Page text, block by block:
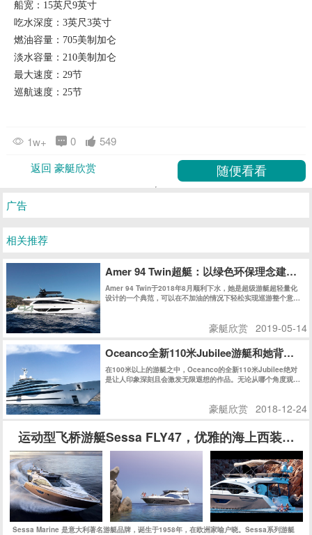
设计的一个典范，可以在不加油的情况下轻松实现巡游整个意大
利。不久之后的热那亚船展，Amer 94 Twin获得了Rina绿色环
保认证，更让人震撼的是，Amer 94 Twin获得了同级别船艇史
上史无前例的最高分：147分，再次证明了Permare船厂在绿色
环保领域的不懈追求和卓越成就。
Sessa Marine 是意大利著名游艇品牌，诞生于1958年，在欧洲家喻户晓。Sessa系列游艇
风靡欧洲50多年的深厚设计和制造功底。作为兼具欧式和美式优点的高速游艇，Sessa适合
追求狂野而精致的海上生活的新一代人士。今天的Sessa每年生产上千艘船艇，可谓是持续、
快速发展的典范，也是欧洲市场最成功的游艇公司之一。
豪艇欣赏 2019-01-02
150年历史的意大利豪艇在上海建造首艘游
Benship 8 是由意大利BSD(Benetti Sail Division)豪华游艇制
造商（迄今150年历史），携手上海江南造船厂（迄今160年历
豪艇欣赏 2018-12-24
180米Azzam，价值6亿美元
长180.61米，宽21.69，总吨位13136，载客36人，船员60人，
最大航速31节。2013年建造。价值6亿美元沙特王子的玩具
豪艇欣赏 2020-08-22
爆款终于来华！颜值炸裂！个性定制的梦想之船